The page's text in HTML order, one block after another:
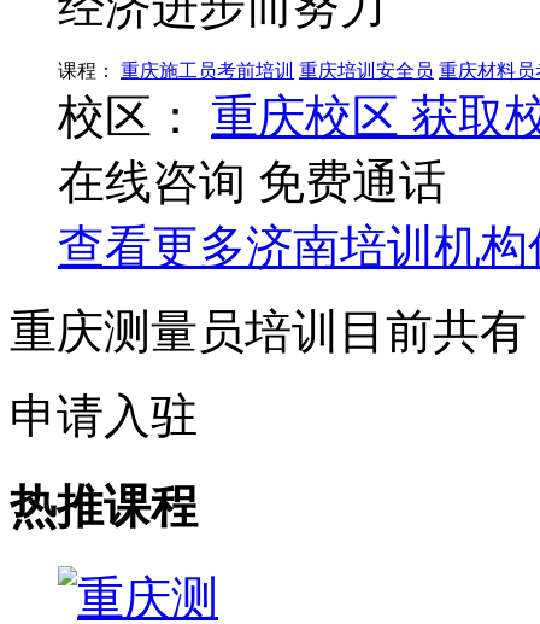
课程： 重庆施工员考前培训 重庆培训安全员 重庆材料
校区： 重庆校区 获取
在线咨询 免费通话
查看更多济南培训机构
重庆测量员培训目前共有
申请入驻
热推课程